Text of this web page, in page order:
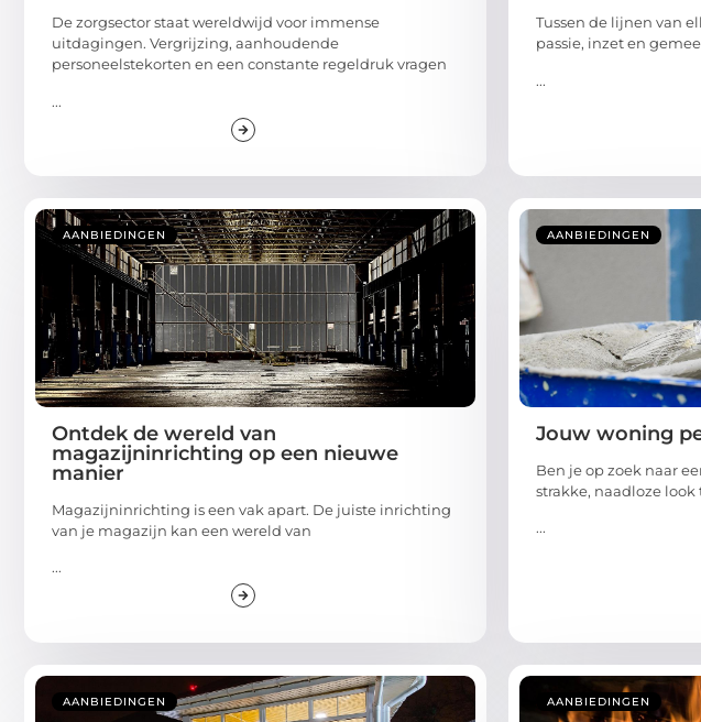
De zorgsector staat wereldwijd voor immense
uitdagingen. Vergrijzing, aanhoudende
personeelstekorten en een constante regeldruk vragen
...
Tussen de lijnen van
passie, inzet en
...
AANBIEDINGEN
Ontdek de wereld van
magazijninrichting op een nieuwe
manier
Magazijninrichting is een vak apart. De juiste inrichting
van je magazijn kan een wereld van
...
AANBIEDINGEN
Jouw woning
Ben je op zoek naar
strakke, naadloze look
...
AANBIEDINGEN AANBIEDINGEN